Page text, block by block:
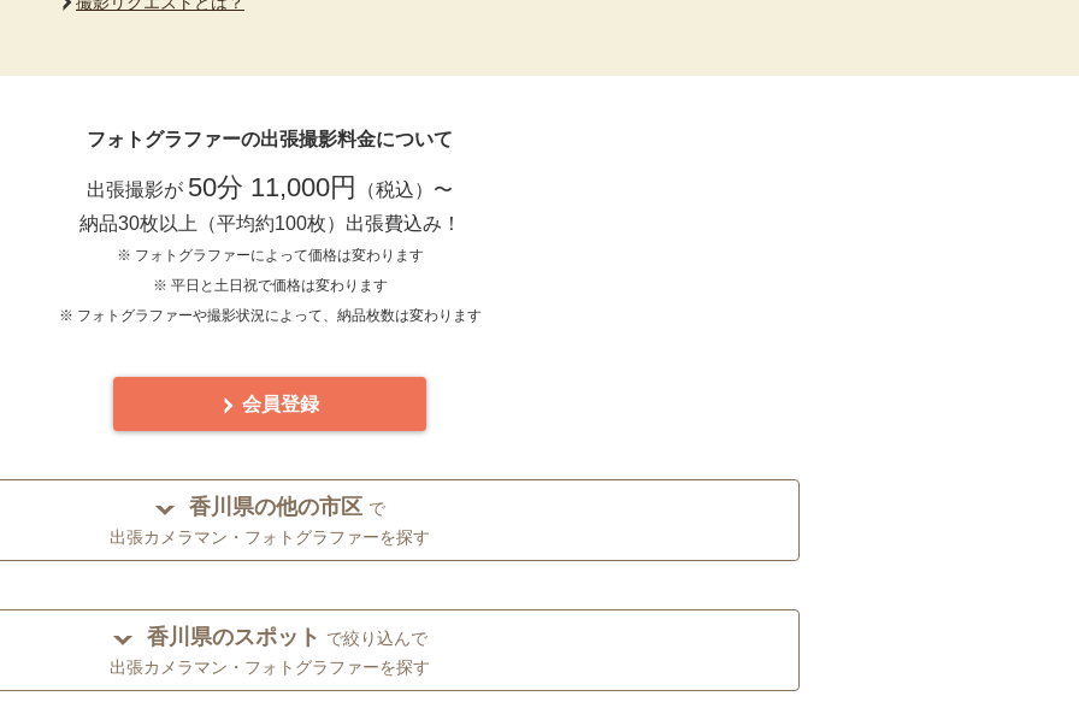
フォトグラファーの出張撮影料金について
出張撮影が 50分 11,000円
（税込）〜
納品30枚以上（平均約100枚）出張費込み！
※ フォトグラファーによって価格は変わります
※ 平日と土日祝で価格は変わります
※ フォトグラファーや撮影状況によって、納品枚数は変わります
会員登録
香川県の他の市区 で
出張カメラマン・フォトグラファーを探す
香川県のスポット で絞り込んで
出張カメラマン・フォトグラファーを探す